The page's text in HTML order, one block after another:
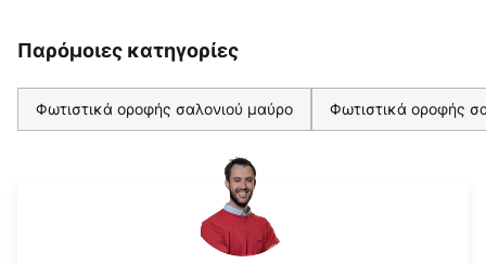
Παρόμοιες κατηγορίες
Φωτιστικά οροφής σαλονιού μαύρο Φωτιστικά οροφής